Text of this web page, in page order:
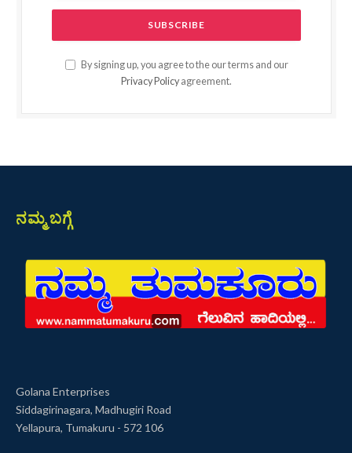
By signing up, you agree to the our terms and our
Privacy Policy agreement.
ನಮ್ಮ ಬಗ್ಗೆ
Golana Enterprises
Siddagirinagara, Madhugiri Road
Yellapura, Tumakuru - 572 106